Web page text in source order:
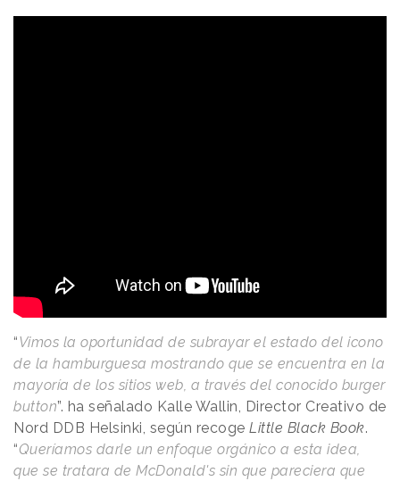
“Vimos la oportunidad de subrayar el estado del icono
de la hamburguesa mostrando que se encuentra en la
mayoría de los sitios web, a través del conocido burger
button”. ha señalado Kalle Wallin, Director Creativo de
Nord DDB Helsinki, según recoge Little Black Book.
“Queríamos darle un enfoque orgánico a esta idea,
que se tratara de McDonald's sin que pareciera que